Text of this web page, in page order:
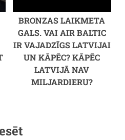
BRONZAS LAIKMETA
GALS. VAI AIR BALTIC
IR VAJADZĪGS LATVIJAI
UN KĀPĒC? KĀPĒC
LATVIJĀ NAV
MILJARDIERU?